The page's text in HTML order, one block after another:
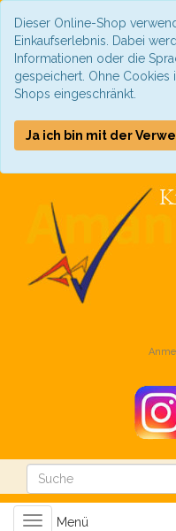
Dieser Online-Shop
Einkaufserlebnis. Dabei
Informationen oder die
gespeichert. Ohne Cookies
Shops eingeschränkt.
Ja ich bin mit der
ToggleMenü